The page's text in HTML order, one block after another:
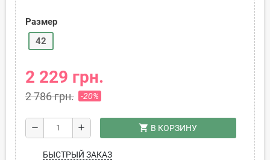
Размер
42
2 229 грн.
2 786 грн. -20%
remove add shopping_cart В КОРЗИНУ
БЫСТРЫЙ ЗАКАЗ